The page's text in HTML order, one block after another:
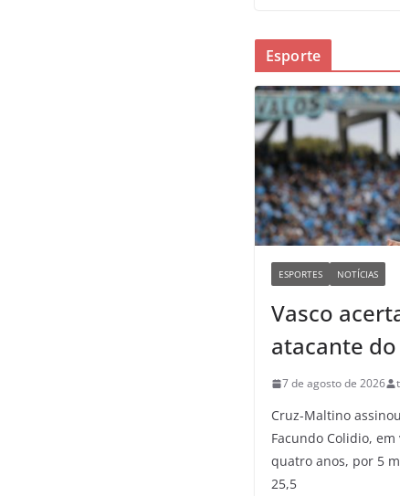
Esporte
ESPORTES NOTÍCIAS
Vasco
atacante
7 de agosto de 2026
Cruz-Maltino
Facundo Colidio,
quatro anos, por 5
25,5